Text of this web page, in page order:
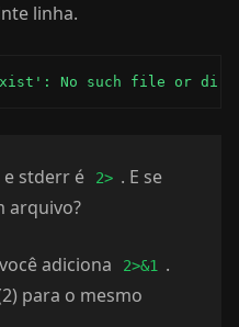
linha.
No such file or
e stderr é 2> . E se
arquivo?
adiciona 2>&1
.
para o mesmo